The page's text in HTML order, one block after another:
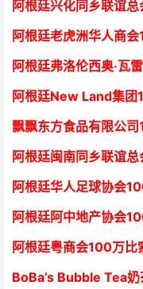
阿根廷兴化同乡联谊总
阿根廷老虎洲华人商会1
阿根廷弗洛伦西奥·瓦
阿根廷New Land集团1
飘飘东方食品有限公司1
阿根廷闽南同乡联谊总
阿根廷华人足球协会1
阿根廷阿中地产协会1
阿根廷粤商会100万比
BoBa’s Bubble Tea奶